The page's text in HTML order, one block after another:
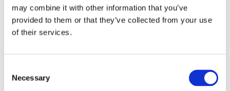
may combine it with other information that you’ve
provided to them or that they’ve collected from your use
of their services.
Selection
Necessary